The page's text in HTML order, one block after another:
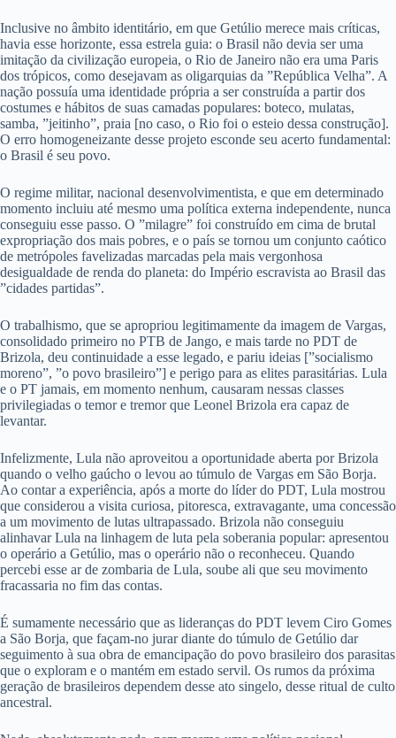
Inclusive no âmbito identitário, em que Getúlio merece mais críticas,
havia esse horizonte, essa estrela guia: o Brasil não devia ser uma
imitação da civilização europeia, o Rio de Janeiro não era uma Paris
dos trópicos, como desejavam as oligarquias da ”República Velha”. A
nação possuía uma identidade própria a ser construída a partir dos
costumes e hábitos de suas camadas populares: boteco, mulatas,
samba, ”jeitinho”, praia [no caso, o Rio foi o esteio dessa construção].
O erro homogeneizante desse projeto esconde seu acerto fundamental:
o Brasil é seu povo.
O regime militar, nacional desenvolvimentista, e que em determinado
momento incluiu até mesmo uma política externa independente, nunca
conseguiu esse passo. O ”milagre” foi construído em cima de brutal
expropriação dos mais pobres, e o país se tornou um conjunto caótico
de metrópoles favelizadas marcadas pela mais vergonhosa
desigualdade de renda do planeta: do Império escravista ao Brasil das
”cidades partidas”.
O trabalhismo, que se apropriou legitimamente da imagem de Vargas,
consolidado primeiro no PTB de Jango, e mais tarde no PDT de
Brizola, deu continuidade a esse legado, e pariu ideias [”socialismo
moreno”, ”o povo brasileiro”] e perigo para as elites parasitárias. Lula
e o PT jamais, em momento nenhum, causaram nessas classes
privilegiadas o temor e tremor que Leonel Brizola era capaz de
levantar.
Infelizmente, Lula não aproveitou a oportunidade aberta por Brizola
quando o velho gaúcho o levou ao túmulo de Vargas em São Borja.
Ao contar a experiência, após a morte do líder do PDT, Lula mostrou
que considerou a visita curiosa, pitoresca, extravagante, uma concessão
a um movimento de lutas ultrapassado. Brizola não conseguiu
alinhavar Lula na linhagem de luta pela soberania popular: apresentou
o operário a Getúlio, mas o operário não o reconheceu. Quando
percebi esse ar de zombaria de Lula, soube ali que seu movimento
fracassaria no fim das contas.
É sumamente necessário que as lideranças do PDT levem Ciro Gomes
a São Borja, que façam-no jurar diante do túmulo de Getúlio dar
seguimento à sua obra de emancipação do povo brasileiro dos parasitas
que o exploram e o mantém em estado servil. Os rumos da próxima
geração de brasileiros dependem desse ato singelo, desse ritual de culto
ancestral.